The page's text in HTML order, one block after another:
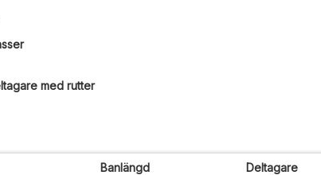
med rutter
Banlängd Deltagare